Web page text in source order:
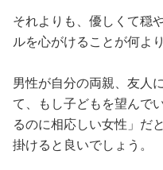
それよりも、優しくて穏
ルを心がけることが何よ
男性が自分の両親、友人
て、もし子どもを望んで
るのに相応しい女性」だ
掛けると良いでしょう。